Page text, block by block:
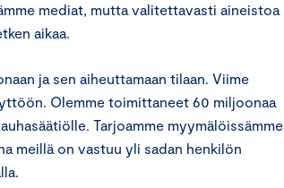
mediat, mutta valitettavasti aineistoa
aikaa.
ja sen aiheuttamaan tilaan. Viime
Olemme toimittaneet 60 miljoonaa
Tarjoamme myymälöissämme
meillä on vastuu yli sadan henkilön